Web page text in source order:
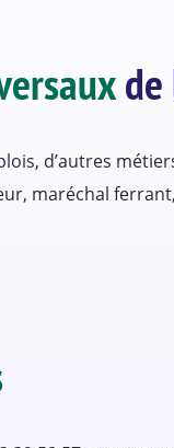
de
d’autres
maréchal